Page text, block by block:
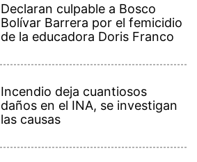
Declaran culpable a Bosco
Bolívar Barrera por el femicidio
de la educadora Doris Franco
Incendio deja cuantiosos
daños en el INA, se investigan
las causas